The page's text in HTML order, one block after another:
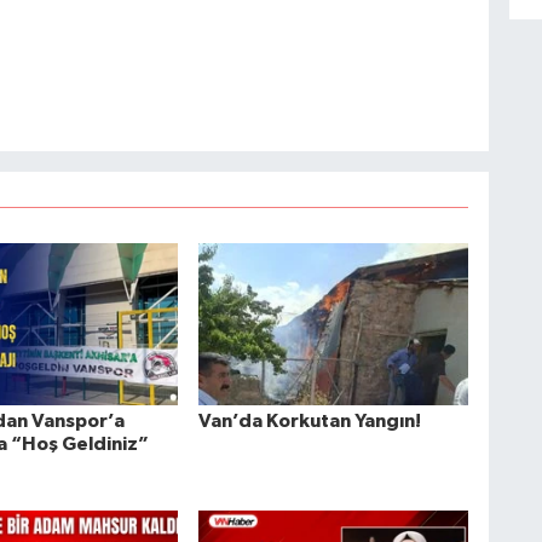
Vanspor’a
“Hoş Geldiniz”
Van’da Korkutan Yangın!